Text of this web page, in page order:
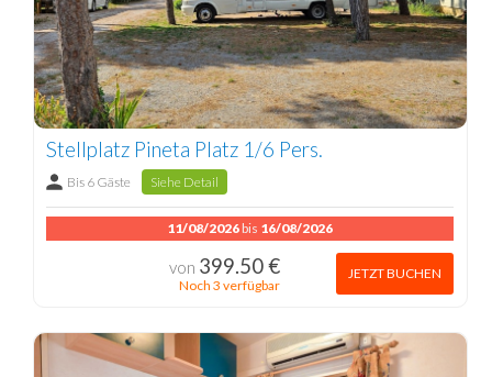
Stellplatz Pineta Platz 1/6 Pers.
Bis 6 Gäste Siehe Detail
11/08/2026 bis 16/08/2026
von 399.50 €
Noch 3 verfügbar
JETZT BUCHEN